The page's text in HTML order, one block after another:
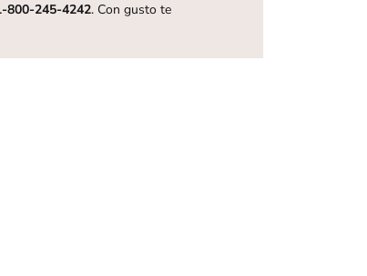
800-245-4242. Con gusto te